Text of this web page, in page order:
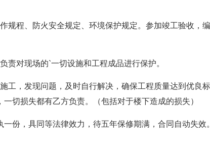
规程、防火安全规定、环境保护规定。参加竣工验收，
责对现场的`一切设施和工程成品进行保护。
工，发现问题，及时自行解决，确保工程质量达到优良
切损失都有乙方负责。（包括对于楼下造成的损失）
一份，具同等法律效力，待五年保修期满，合同自动失效